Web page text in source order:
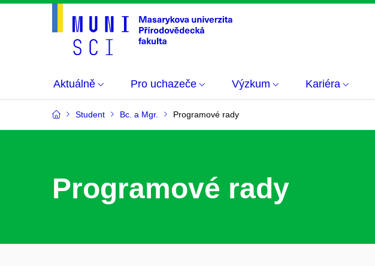
Aktuálně Pro uchazeče Výzkum Kariéra
Student Bc. a Mgr. Programové rady
Programové rady